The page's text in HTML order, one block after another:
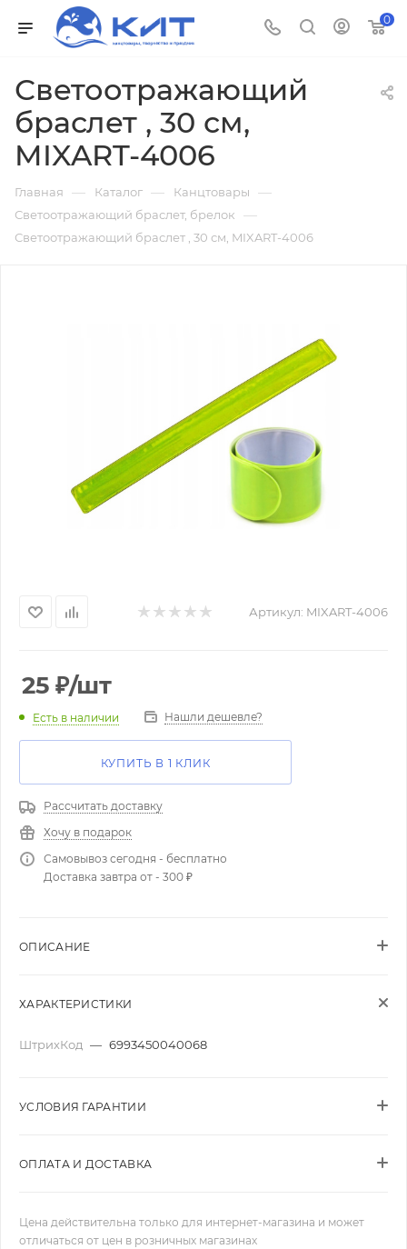
0
Светоотражающий
браслет , 30 см,
MIXART-4006
Главная — Каталог — Канцтовары —
Светоотражающий браслет, брелок —
Светоотражающий браслет , 30 см, MIXART-4006
Артикул: MIXART-4006
25 ₽/шт
Есть в наличии Нашли дешевле?
КУПИТЬ В 1 КЛИК
Рассчитать доставку
Хочу в подарок
Самовывоз сегодня - бесплатно
Доставка завтра от - 300 ₽
ОПИСАНИЕ
ХАРАКТЕРИСТИКИ
ШтрихКод — 6993450040068
УСЛОВИЯ ГАРАНТИИ
ОПЛАТА И ДОСТАВКА
Цена действительна только для интернет-магазина и может
отличаться от цен в розничных магазинах